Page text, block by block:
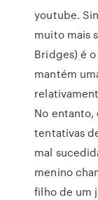
youtube.
muito mais
Bridges) é
mantém
No entanto,
tentativas
mal
menino
filho de um